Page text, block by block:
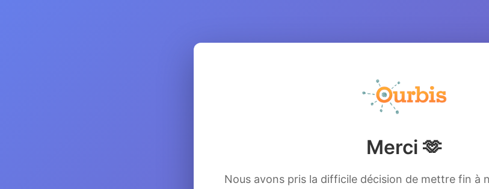
Merci 🫶
Nous avons pris la difficile décision de mettre fin à